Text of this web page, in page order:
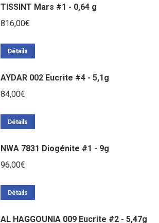
TISSINT Mars #1 - 0,64 g
816,00€
Détails
AYDAR 002 Eucrite #4 - 5,1g
84,00€
Détails
NWA 7831 Diogénite #1 - 9g
96,00€
Détails
AL HAGGOUNIA 009 Eucrite #2 - 5,47g